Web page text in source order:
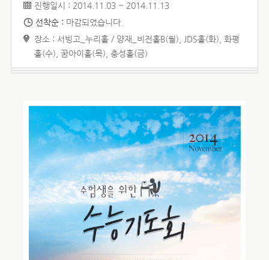
진행일시 : 2014.11.03 ~ 2014.11.13
선착순 : 마감되었습니다.
장소 : 서빙고_누리홀 / 양재_비전홀B(월), JDS홀(화), 화평
홀(수), 꿈아이홀(목), 충성홀(금)